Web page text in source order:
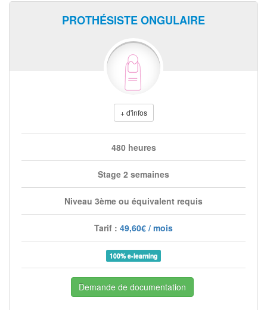
PROTHÉSISTE ONGULAIRE
+ d'infos
480 heures
Stage 2 semaines
Niveau 3ème ou équivalent requis
Tarif : 49,60€ / mois
100% e-learning
Demande de documentation